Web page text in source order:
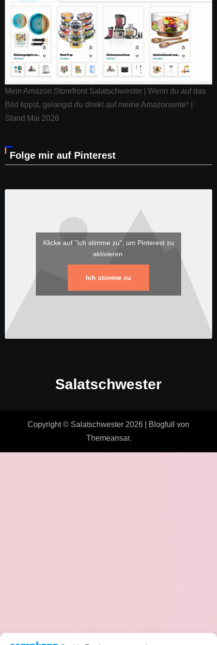
Mein Amazon Storefront Salatschwester | Wenn du auf das
Bild tippst, gelangst du direkt auf meine Amazonseite* |
Stand Mai 2026
Folge mir auf Pinterest
Klicke auf "Ich stimme zu", um Pinterest zu
aktivieren
Ich stimme zu
Salatschwester
Copyright © Salatschwester 2026 Blogfull
von
Themeansar.